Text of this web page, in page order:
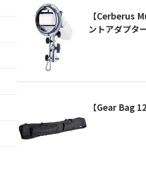
【Cerberus
ントアダプタ
【Gear Bag